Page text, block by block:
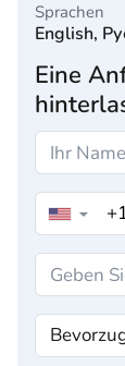
Sprachen
English,
Eine
▼